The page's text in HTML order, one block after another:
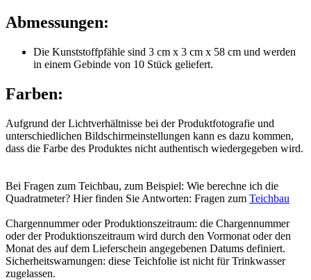
Abmessungen:
Die Kunststoffpfähle sind 3 cm x 3 cm x 58 cm und werden
in einem Gebinde von 10 Stück geliefert.
Farben:
Aufgrund der Lichtverhältnisse bei der Produktfotografie und
unterschiedlichen Bildschirmeinstellungen kann es dazu kommen,
dass die Farbe des Produktes nicht authentisch wiedergegeben wird.
Bei Fragen zum Teichbau, zum Beispiel: Wie berechne ich die
Quadratmeter? Hier finden Sie Antworten: Fragen zum Teichbau
Chargennummer oder Produktionszeitraum: die Chargennummer
oder der Produktionszeitraum wird durch den Vormonat oder den
Monat des auf dem Lieferschein angegebenen Datums definiert.
Sicherheitswarnungen: diese Teichfolie ist nicht für Trinkwasser
zugelassen.